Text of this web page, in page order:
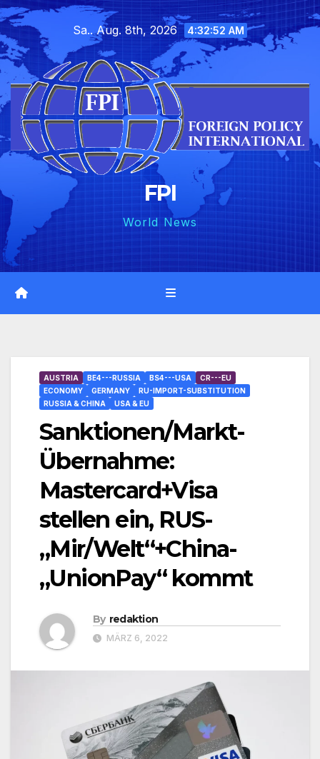
Skip
to
content
Sa.. Aug. 8th, 2026 4:32:53 AM
FPI
World News
AUSTRIA BE4---RUSSIA BS4---USA
CR---EU
ECONOMY
GERMANY
RU-IMPORT-SUBSTITUTION
RUSSIA & CHINA
USA & EU
Sanktionen/Markt-
Übernahme:
Mastercard+Visa
stellen ein, RUS-
„Mir/Welt“+China-
„UnionPay“ kommt
By redaktion
MÄRZ 6, 2022